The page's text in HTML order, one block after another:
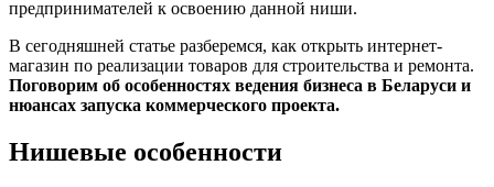
предпринимателей к освоению данной ниши.
В сегодняшней статье разберемся, как открыть интернет-
магазин по реализации товаров для строительства и ремонта.
Поговорим об особенностях ведения бизнеса в Беларуси и
нюансах запуска коммерческого проекта.
Нишевые особенности